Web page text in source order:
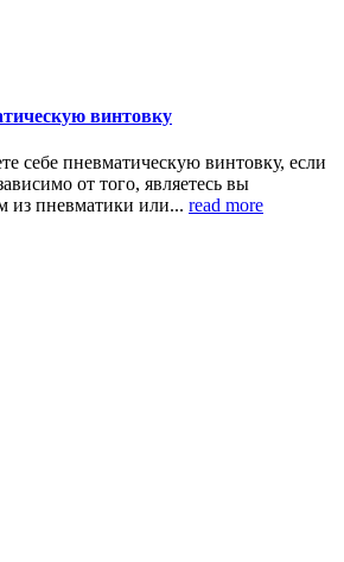
винтовку
себе пневматическую винтовку, если
от того, являетесь вы
из пневматики или... read more